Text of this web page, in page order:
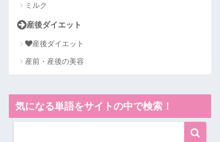
ミルク
産後ダイエット
産後ダイエット
産前・産後の美容
気になる単語をサイトの中で検索！